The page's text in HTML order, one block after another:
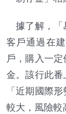
據了解，「
客戶通過在
戶，購入一
金。該行此番
「近期國際
較大，風險較